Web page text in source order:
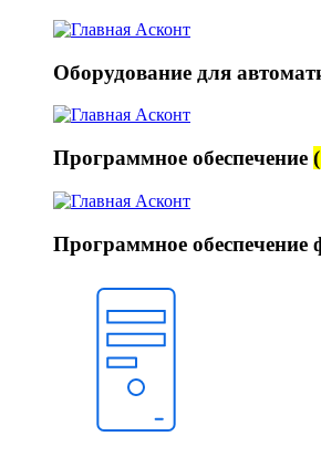
Оборудование для
Программное обеспечение
Программное